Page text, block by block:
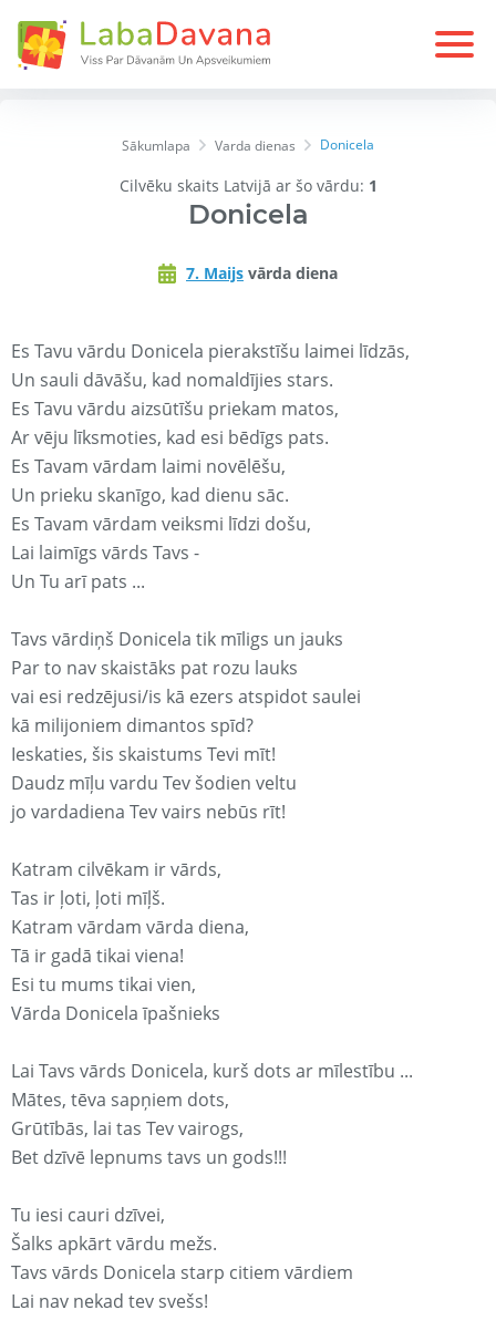
Sākumlapa Varda dienas Donicela
Cilvēku skaits Latvijā ar šo vārdu: 1
Donicela
7. Maijs vārda diena
Es Tavu vārdu Donicela pierakstīšu laimei līdzās,
Un sauli dāvāšu, kad nomaldījies stars.
Es Tavu vārdu aizsūtīšu priekam matos,
Ar vēju līksmoties, kad esi bēdīgs pats.
Es Tavam vārdam laimi novēlēšu,
Un prieku skanīgo, kad dienu sāc.
Es Tavam vārdam veiksmi līdzi došu,
Lai laimīgs vārds Tavs -
Un Tu arī pats ...
Tavs vārdiņš Donicela tik mīligs un jauks
Par to nav skaistāks pat rozu lauks
vai esi redzējusi/is kā ezers atspidot saulei
kā milijoniem dimantos spīd?
Ieskaties, šis skaistums Tevi mīt!
Daudz mīļu vardu Tev šodien veltu
jo vardadiena Tev vairs nebūs rīt!
Katram cilvēkam ir vārds,
Tas ir ļoti, ļoti mīļš.
Katram vārdam vārda diena,
Tā ir gadā tikai viena!
Esi tu mums tikai vien,
Vārda Donicela īpašnieks
Lai Tavs vārds Donicela, kurš dots ar mīlestību ...
Mātes, tēva sapņiem dots,
Grūtībās, lai tas Tev vairogs,
Bet dzīvē lepnums tavs un gods!!!
Tu iesi cauri dzīvei,
Šalks apkārt vārdu mežs.
Tavs vārds Donicela starp citiem vārdiem
Lai nav nekad tev svešs!